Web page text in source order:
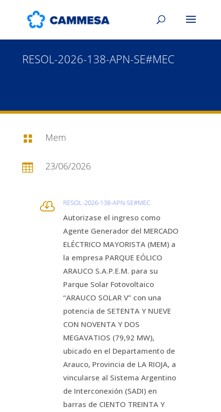
RESOL-2026-138-APN-SE#MEC
 Mem
 23/06/2026
 RESOL-2026-138-APN-SE#MEC
Autorizase el ingreso como
Agente Generador del MERCADO
ELÉCTRICO MAYORISTA (MEM) a
la empresa PARQUE EÓLICO
ARAUCO S.A.P.E.M. para su
Parque Solar Fotovoltaico
“ARAUCO SOLAR V” con una
potencia de SETENTA Y NUEVE
CON NOVENTA Y DOS
MEGAVATIOS (79,92 MW),
ubicado en el Departamento de
Arauco, Provincia de LA RIOJA, a
vincularse al Sistema Argentino
de Interconexión (SADI) en
barras de CIENTO TREINTA Y